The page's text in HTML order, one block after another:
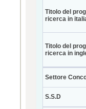
Titolo del
ricerca in
Titolo del
ricerca in
Settore
S.S.D